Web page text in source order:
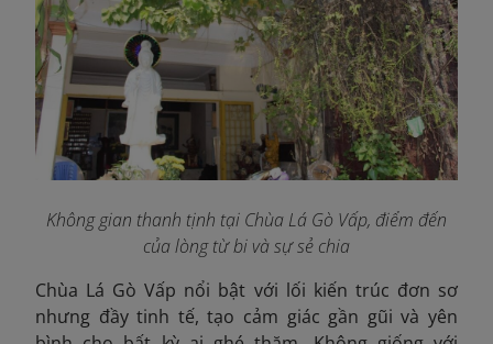
Không gian thanh tịnh tại Chùa Lá Gò Vấp, điểm đến
của lòng từ bi và sự sẻ chia
Chùa Lá Gò Vấp nổi bật với lối kiến trúc đơn sơ
nhưng đầy tinh tế, tạo cảm giác gần gũi và yên